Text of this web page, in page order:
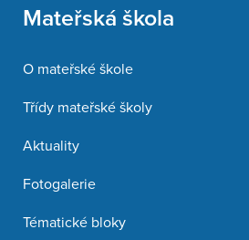
Mateřská škola
O mateřské škole
Třídy mateřské školy
Aktuality
Fotogalerie
Tématické bloky